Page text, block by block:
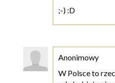
;-) :D
Anonimowy
W Polsce to